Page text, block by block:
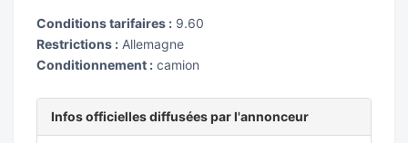
Conditions tarifaires : 9.60
Restrictions : Allemagne
Conditionnement : camion
Infos officielles diffusées par l'annonceur